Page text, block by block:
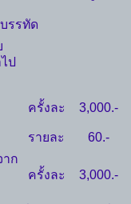
รรทัด
ป
ครั้งละ 3,000.-
รายละ
60.-
าก
ครั้งละ 3,000.-